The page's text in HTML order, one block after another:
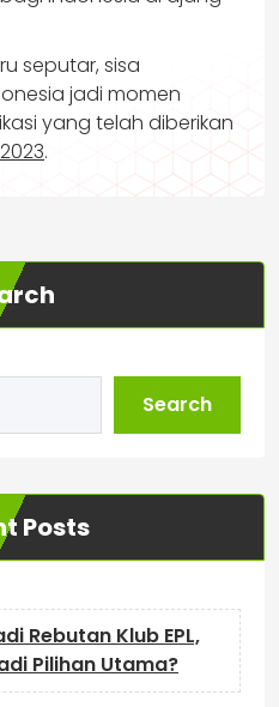
seputar, sisa
jadi momen
yang telah diberikan
.
Search
Posts
Rebutan Klub EPL,
Pilihan Utama?